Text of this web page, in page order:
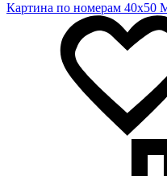
Картина по номерам 40х50